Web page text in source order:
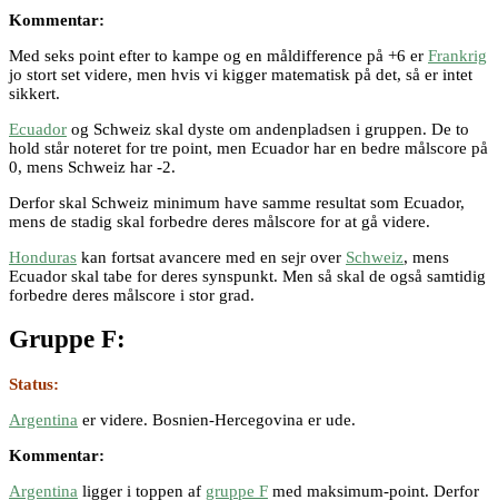
Kommentar:
Med seks point efter to kampe og en måldifference på +6 er Frankrig
jo stort set videre, men hvis vi kigger matematisk på det, så er intet
sikkert.
Ecuador og Schweiz skal dyste om andenpladsen i gruppen. De to
hold står noteret for tre point, men Ecuador har en bedre målscore på
0, mens Schweiz har -2.
Derfor skal Schweiz minimum have samme resultat som Ecuador,
mens de stadig skal forbedre deres målscore for at gå videre.
Honduras kan fortsat avancere med en sejr over Schweiz, mens
Ecuador skal tabe for deres synspunkt. Men så skal de også samtidig
forbedre deres målscore i stor grad.
Gruppe F:
Status:
Argentina er videre. Bosnien-Hercegovina er ude.
Kommentar:
Argentina ligger i toppen af gruppe F med maksimum-point. Derfor